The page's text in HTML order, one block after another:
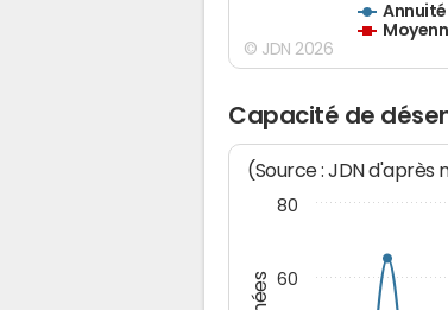
© JDN 2026
Capacité de
(Source : JDN d'après
60
80